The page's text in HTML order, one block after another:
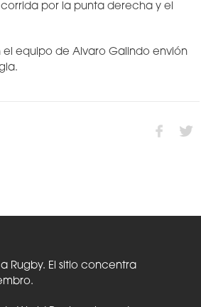
por la punta derecha y el
equipo de Alvaro Galindo envión
Rugby. El sitio concentra